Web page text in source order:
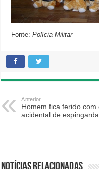
Fonte:Polícia Militar
Anterior
Homem fica ferido com
acidental de espingarda